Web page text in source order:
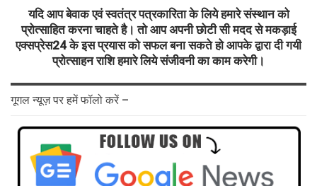
यदि आप बेवाक एवं स्वतंत्र पत्रकारिता के लिये हमारे संस्थान को
प्रोत्साहित करना चाहते है। तो आप अपनी छोटी सी मदद से मकड़ाई
एक्सप्रेस24 के इस प्रयास को सफल बना सकते हो आपके द्वारा दी गयी
प्रोत्साहन राशि हमारे लिये संजीवनी का काम करेगी।
गूगल न्यूज़ पर हमें फॉलो करें –